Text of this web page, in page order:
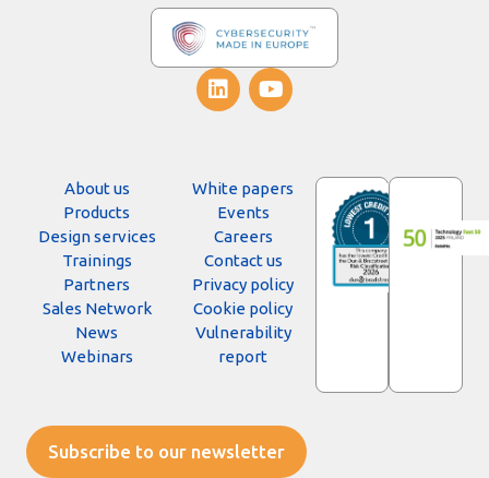
About us
Products
Design services
Trainings
Partners
Sales Network
News
Webinars
White papers
Events
Careers
Contact us
Privacy policy
Cookie policy
Vulnerability
report
Subscribe to our newsletter